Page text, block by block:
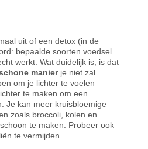
uit of een detox (in de
bepaalde soorten voedsel
werkt. Wat duidelijk is, is dat
manierje niet zal
om je lichter te voelen
te maken om een
Je kan meer kruisbloemige
zoals broccoli, kolen en
te maken. Probeer ook
te vermijden.